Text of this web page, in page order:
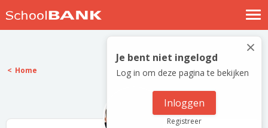
Nostalgische verhalen
Log in
Meld je gratis aan
×
Je bent niet ingelogd
Log in om deze pagina te bekijken
Inloggen
Registreer
Home